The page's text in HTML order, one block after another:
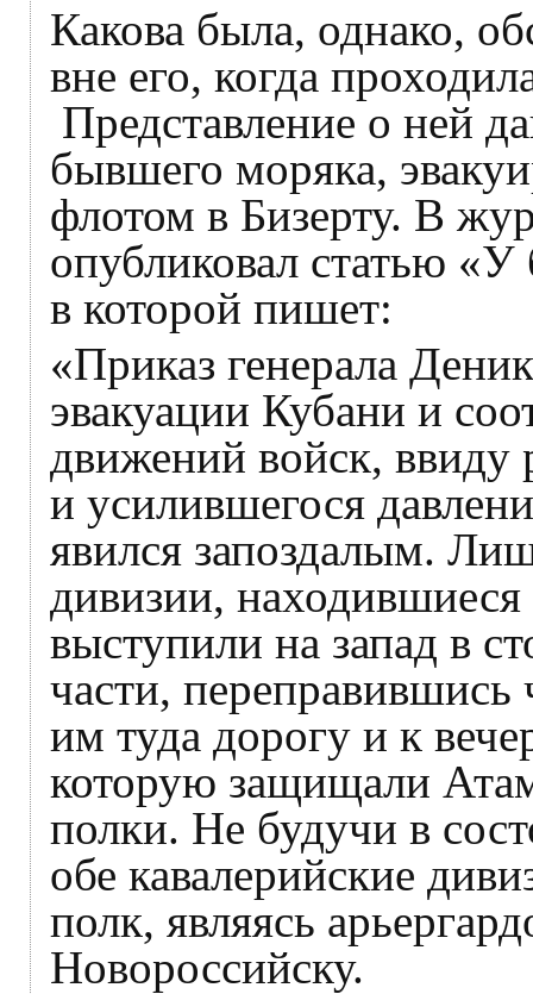
Какова была, однако,
вне его, когда
Представление о ней
бывшего моряка,
флотом в Бизерту. В
опубликовал статью «У
в которой пишет:
«Приказ генерала
эвакуации Кубани и
движений войск, ввиду
и усилившегося
явился запоздалым.
дивизии,
выступили на запад в
части, переправившись
им туда дорогу и к
которую защищали
полки. Не будучи в
обе кавалерийские
полк, являясь
Новороссийску.